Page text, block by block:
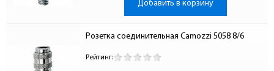
Добавить в корзину
Розетка соединительная Camozzi 5058 8/6
Рейтинг: